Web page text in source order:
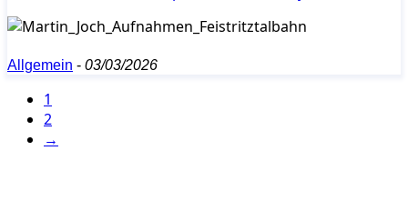
Allgemein - 03/03/2026
1
2
→